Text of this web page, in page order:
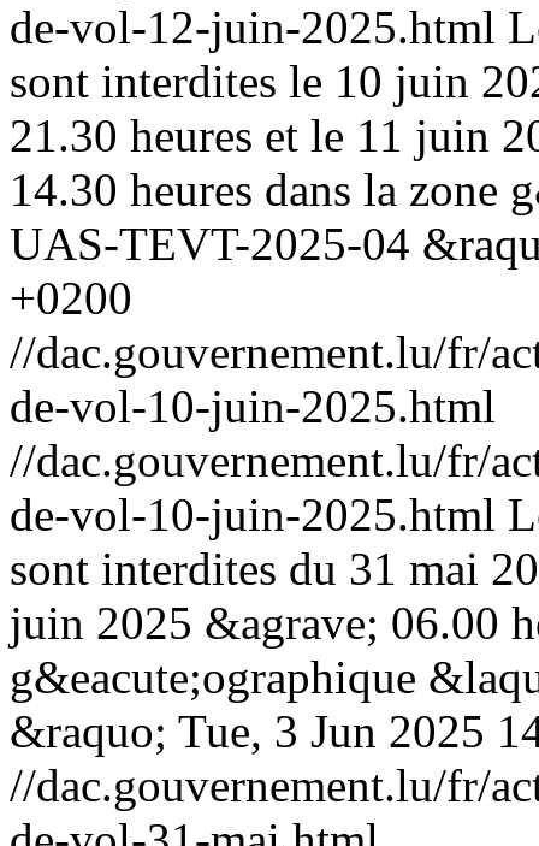
de-vol-12-juin-2025.html
sont interdites le 10 juin
21.30 heures et le 11 juin
14.30 heures dans la zone
UAS-TEVT-2025-04
+0200
//dac.gouvernement.lu/fr/
de-vol-10-juin-2025.html
//dac.gouvernement.lu/fr/
de-vol-10-juin-2025.html
sont interdites du 31 mai
juin 2025 &agrave; 06.00
g&eacute;ographique
&raquo; Tue, 3 Jun 2025
//dac.gouvernement.lu/fr/